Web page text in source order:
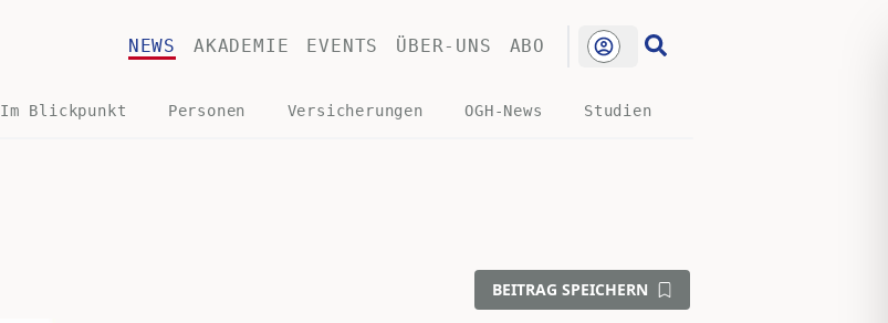
NEWS AKADEMIE EVENTS ÜBER-UNS ABO
Im Blickpunkt Personen Versicherungen OGH-News Studien
BEITRAG SPEICHERN